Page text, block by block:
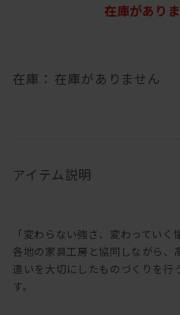
在庫： 在庫がありません
在庫があり
アイテム説明
「変わらない強さ、変わってい
各地の家具工房と協同しながら
遣いを大切にしたものづくりを行
す。